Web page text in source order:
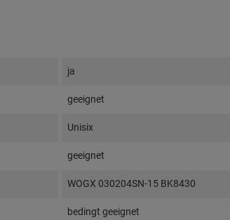
ja
geeignet
Unisix
geeignet
WOGX 030204SN-15 BK8430
bedingt geeignet